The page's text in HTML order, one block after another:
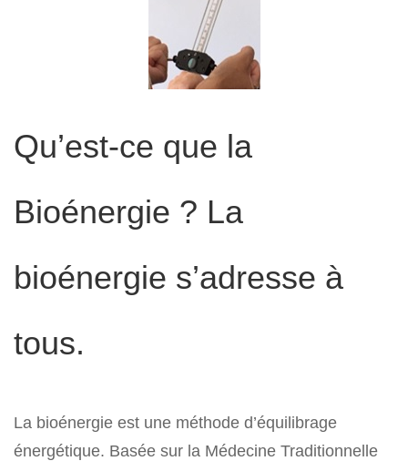
Qu’est-ce que la
Bioénergie ? La
bioénergie s’adresse à
tous.
La bioénergie est une méthode d’équilibrage
énergétique. Basée sur la Médecine Traditionnelle